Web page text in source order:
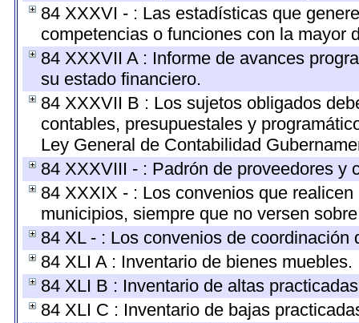
84 XXXVI - : Las estadísticas que
competencias o funciones con la mayor
84 XXXVII A : Informe de avances
su estado financiero.
84 XXXVII B : Los sujetos obligados
contables, presupuestales y
Ley General de Contabilidad
84 XXXVIII - : Padrón de proveedores y
84 XXXIX - : Los convenios que
municipios, siempre que no versen
84 XL - : Los convenios de
84 XLI A : Inventario de bienes muebles.
84 XLI B : Inventario de altas
84 XLI C : Inventario de bajas